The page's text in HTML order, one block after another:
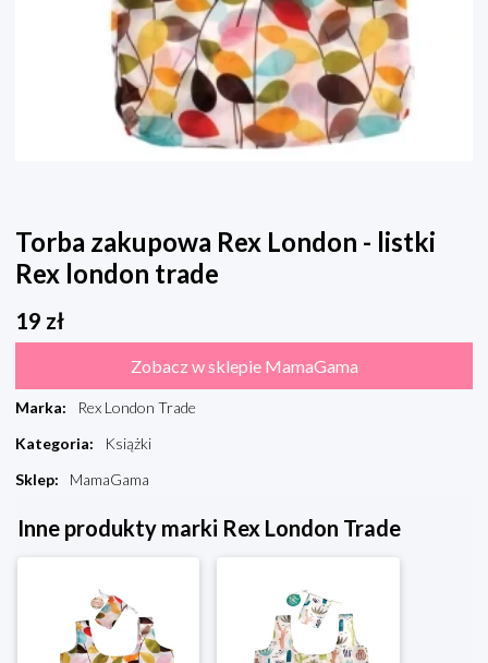
Torba zakupowa Rex London - listki
Rex london trade
19 zł
Zobacz w sklepie MamaGama
Marka:
Rex London Trade
Kategoria:
Książki
Sklep: MamaGama
Inne produkty marki Rex London Trade